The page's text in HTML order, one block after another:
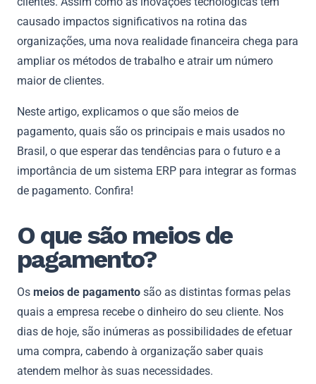
causado impactos significativos na rotina das
organizações, uma nova realidade financeira chega para
ampliar os métodos de trabalho e atrair um número
maior de clientes.
Neste artigo, explicamos o que são meios de
pagamento, quais são os principais e mais usados no
Brasil, o que esperar das tendências para o futuro e a
importância de um sistema ERP para integrar as formas
de pagamento. Confira!
O que são meios de
pagamento?
Os meios de pagamento são as distintas formas pelas
quais a empresa recebe o dinheiro do seu cliente. Nos
dias de hoje, são inúmeras as possibilidades de efetuar
uma compra, cabendo à organização saber quais
atendem melhor às suas necessidades.